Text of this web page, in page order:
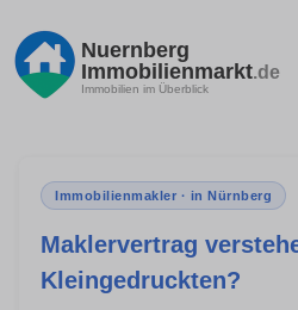
Nuernberg
Immobilienmarkt.de
Immobilien im Überblick
Immobilienmakler · in Nürnberg
Maklervertrag
Kleingedruckten?